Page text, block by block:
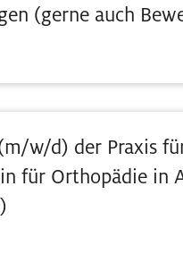
(gerne auch
w/d) der Praxis
für Orthopädie in